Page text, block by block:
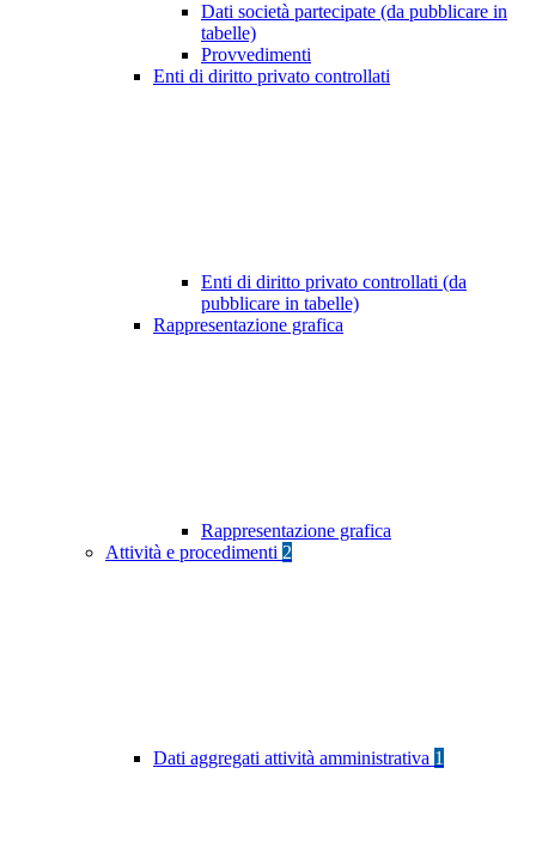
Dati società partecipate (da pubblicare in
tabelle)
Provvedimenti
Enti di diritto privato controllati
Enti di diritto privato controllati (da
pubblicare in tabelle)
Rappresentazione grafica
Rappresentazione grafica
Attività e procedimenti 2
Dati aggregati attività amministrativa 1